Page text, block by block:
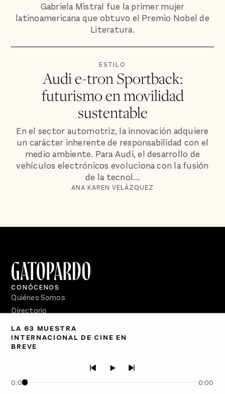
Gabriela Mistral fue la primer mujer
latinoamericana que obtuvo el Premio Nobel de
Literatura.
ESTILO
Audi e-tron Sportback:
futurismo en movilidad
sustentable
En el sector automotriz, la innovación adquiere
un carácter inherente de responsabilidad con el
medio ambiente. Para Audi, el desarrollo de
vehículos electrónicos evoluciona con la fusión
de la tecnol...
ANA KAREN VELÁZQUEZ
LA 63 MUESTRA
INTERNACIONAL DE CINE EN
BREVE
0:00 0:00
CONÓCENOS
Quiénes Somos
Directorio
PÓDCASTS
Semanario Gatopardo